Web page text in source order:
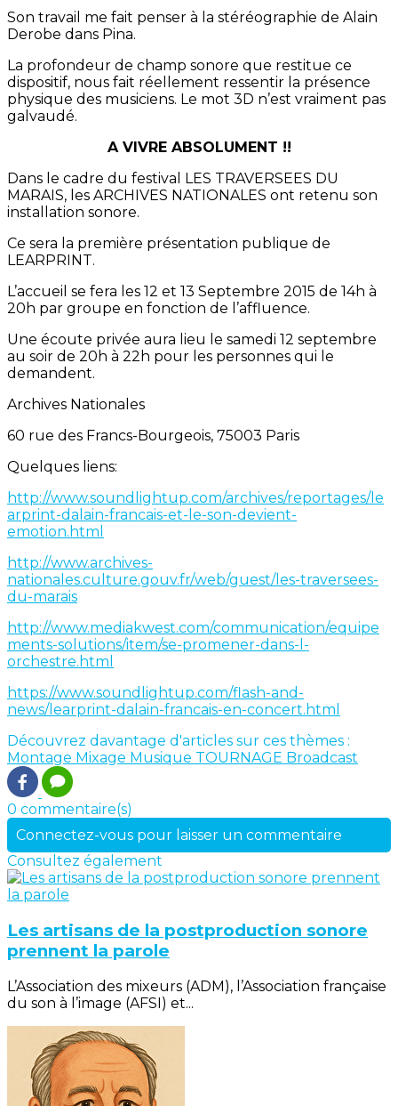
Son travail me fait penser à la stéréographie de Alain
Derobe dans Pina.
La profondeur de champ sonore que restitue ce
dispositif, nous fait réellement ressentir la présence
physique des musiciens. Le mot 3D n’est vraiment pas
galvaudé.
A VIVRE ABSOLUMENT !!
Dans le cadre du festival LES TRAVERSEES DU
MARAIS, les ARCHIVES NATIONALES ont retenu son
installation sonore.
Ce sera la première présentation publique de
LEARPRINT.
L’accueil se fera les 12 et 13 Septembre 2015 de 14h à
20h par groupe en fonction de l’affluence.
Une écoute privée aura lieu le samedi 12 septembre
au soir de 20h à 22h pour les personnes qui le
demandent.
Archives Nationales
60 rue des Francs-Bourgeois, 75003 Paris
Quelques liens:
http://www.soundlightup.com/archives/reportages/le
arprint-dalain-francais-et-le-son-devient-
emotion.html
http://www.archives-
nationales.culture.gouv.fr/web/guest/les-traversees-
du-marais
http://www.mediakwest.com/communication/equipe
ments-solutions/item/se-promener-dans-l-
orchestre.html
https://www.soundlightup.com/flash-and-
news/learprint-dalain-francais-en-concert.html
Découvrez davantage d'articles sur ces thèmes :
Montage Mixage Musique TOURNAGE Broadcast
0 commentaire(s)
Connectez-vous pour laisser un commentaire
Consultez également
Les artisans de la postproduction sonore
prennent la parole
L’Association des mixeurs (ADM), l’Association française
du son à l’image (AFSI) et...